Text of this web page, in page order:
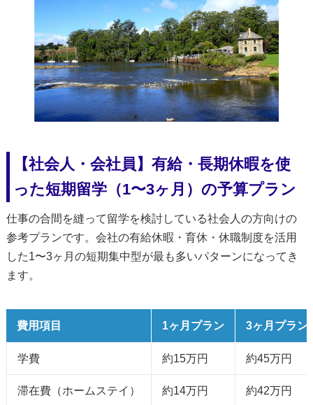
【社会人・会社員】有給・長期休暇を使
った短期留学（1〜3ヶ月）の予算プラン
仕事の合間を縫って留学を検討している社会人の方向けの
参考プランです。会社の有給休暇・育休・休職制度を活用
した1〜3ヶ月の短期集中型が最も多いパターンになってき
ます。
費用項目 1ヶ月プラン 3ヶ月プラン
学費 約15万円 約45万円
滞在費（ホームステイ） 約14万円 約42万円